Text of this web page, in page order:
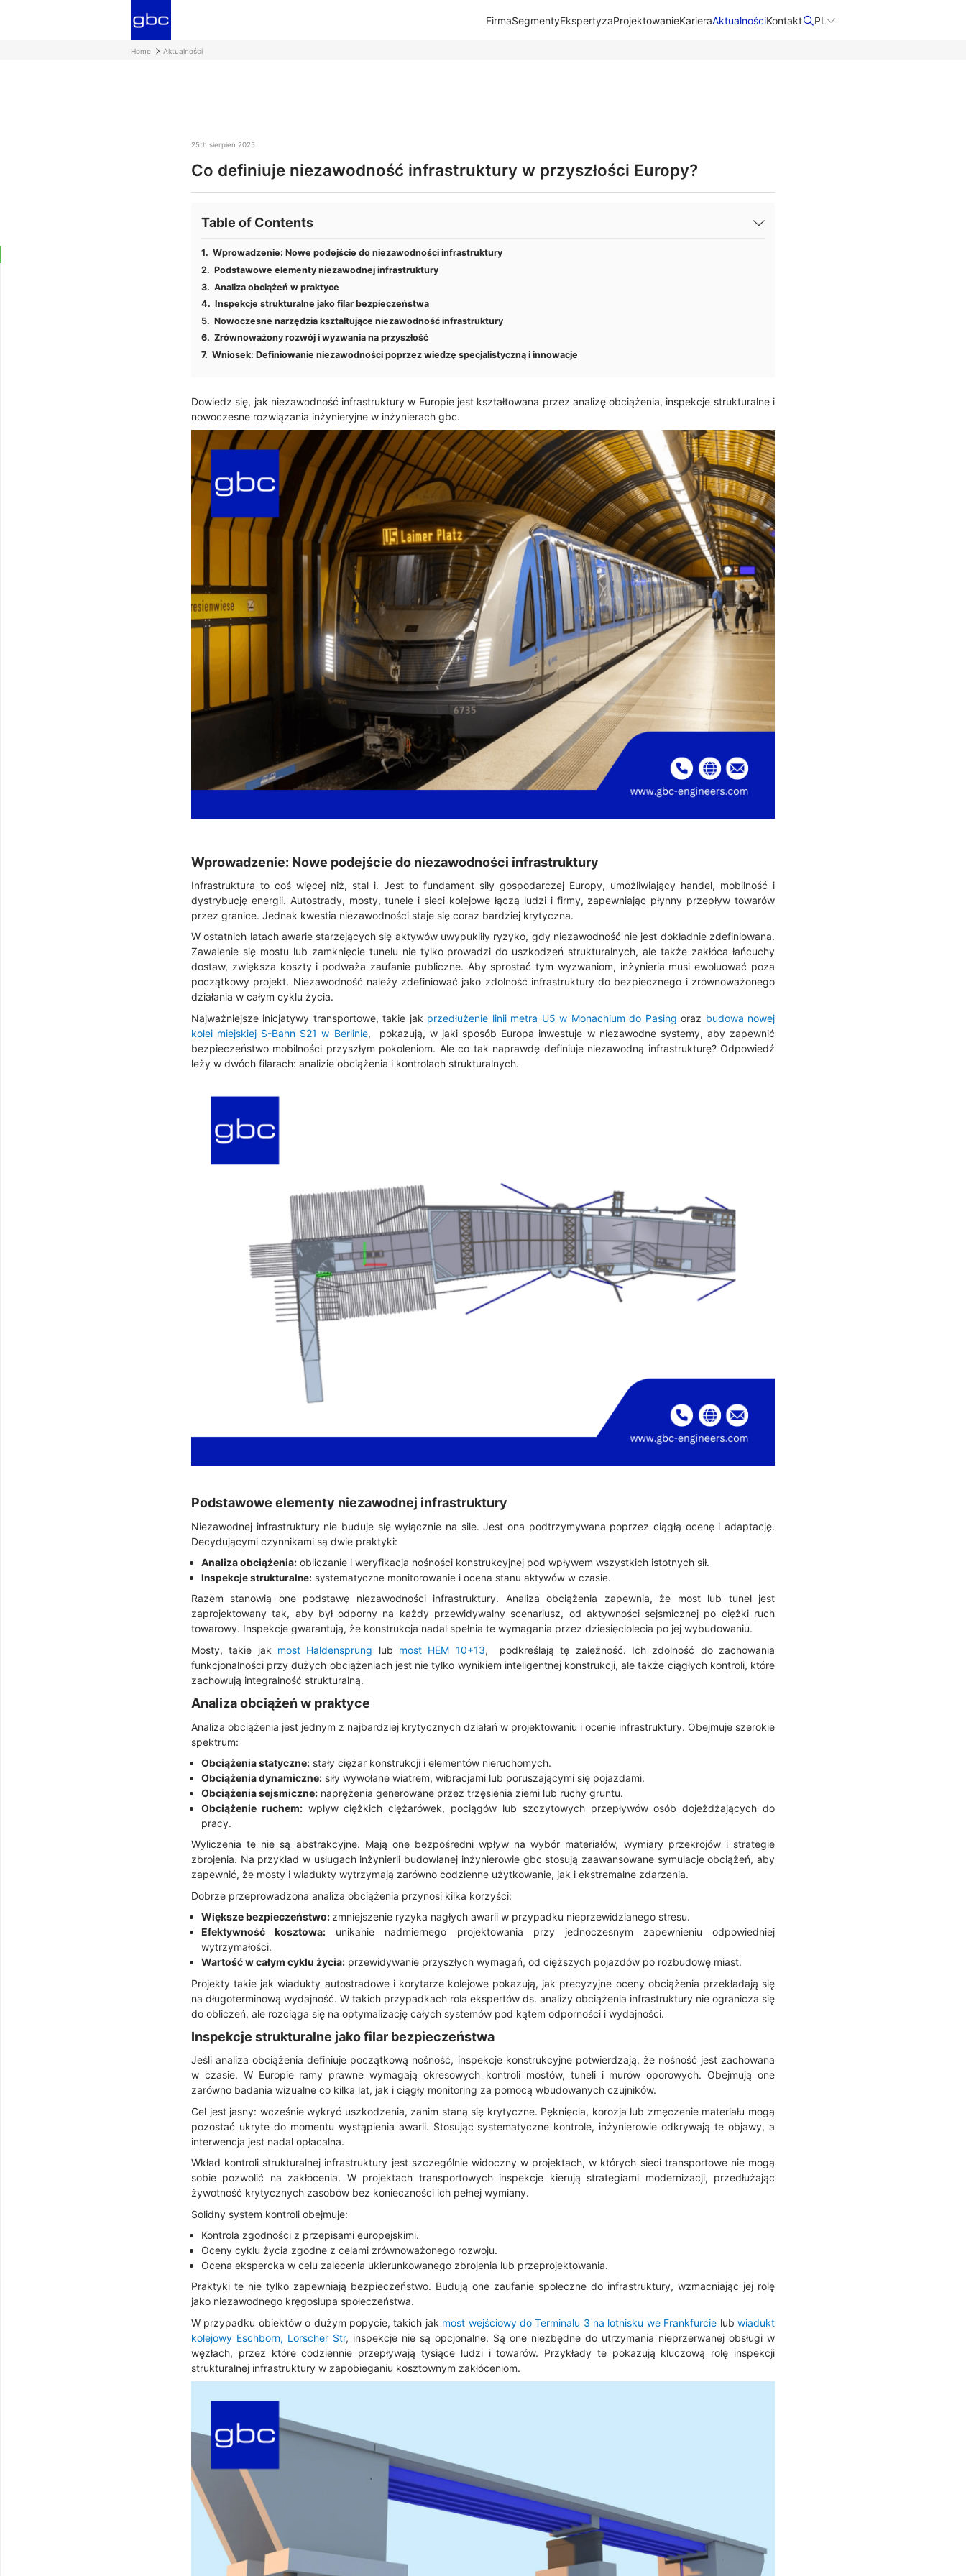
FirmaSegmentyEkspertyzaProjektowanieKarieraAktualnościKontakt​ PL
Home Aktualności
25th sierpień 2025
Co definiuje niezawodność infrastruktury w przyszłości Europy?
Table of Contents
Wprowadzenie: Nowe podejście do niezawodności infrastruktury
Podstawowe elementy niezawodnej infrastruktury
Analiza obciążeń w praktyce
Inspekcje strukturalne jako filar bezpieczeństwa
Nowoczesne narzędzia kształtujące niezawodność infrastruktury
Zrównoważony rozwój i wyzwania na przyszłość
Wniosek: Definiowanie niezawodności poprzez wiedzę specjalistyczną i innowacje
Dowiedz się, jak niezawodność infrastruktury w Europie jest kształtowana przez analizę obciążenia, inspekcje strukturalne i
nowoczesne rozwiązania inżynieryjne w inżynierach gbc.
Wprowadzenie: Nowe podejście do niezawodności infrastruktury
Infrastruktura to coś więcej niż, stal i. Jest to fundament siły gospodarczej Europy, umożliwiający handel, mobilność i
dystrybucję energii. Autostrady, mosty, tunele i sieci kolejowe łączą ludzi i firmy, zapewniając płynny przepływ towarów
przez granice. Jednak kwestia niezawodności staje się coraz bardziej krytyczna.
W ostatnich latach awarie starzejących się aktywów uwypukliły ryzyko, gdy niezawodność nie jest dokładnie zdefiniowana.
Zawalenie się mostu lub zamknięcie tunelu nie tylko prowadzi do uszkodzeń strukturalnych, ale także zakłóca łańcuchy
dostaw, zwiększa koszty i podważa zaufanie publiczne. Aby sprostać tym wyzwaniom, inżynieria musi ewoluować poza
początkowy projekt. Niezawodność należy zdefiniować jako zdolność infrastruktury do bezpiecznego i zrównoważonego
działania w całym cyklu życia.
Najważniejsze inicjatywy transportowe, takie jak przedłużenie linii metra U5 w Monachium do Pasing oraz budowa nowej
kolei miejskiej S-Bahn S21 w Berlinie, pokazują, w jaki sposób Europa inwestuje w niezawodne systemy, aby zapewnić
bezpieczeństwo mobilności przyszłym pokoleniom. Ale co tak naprawdę definiuje niezawodną infrastrukturę? Odpowiedź
leży w dwóch filarach: analizie obciążenia i kontrolach strukturalnych.
Podstawowe elementy niezawodnej infrastruktury
Niezawodnej infrastruktury nie buduje się wyłącznie na sile. Jest ona podtrzymywana poprzez ciągłą ocenę i adaptację.
Decydującymi czynnikami są dwie praktyki:
Analiza obciążenia: obliczanie i weryfikacja nośności konstrukcyjnej pod wpływem wszystkich istotnych sił.
Inspekcje strukturalne: systematyczne monitorowanie i ocena stanu aktywów w czasie.
Razem stanowią one podstawę niezawodności infrastruktury. Analiza obciążenia zapewnia, że most lub tunel jest
zaprojektowany tak, aby był odporny na każdy przewidywalny scenariusz, od aktywności sejsmicznej po ciężki ruch
towarowy. Inspekcje gwarantują, że konstrukcja nadal spełnia te wymagania przez dziesięciolecia po jej wybudowaniu.
Mosty, takie jak most Haldensprung lub most HEM 10+13, podkreślają tę zależność. Ich zdolność do zachowania
funkcjonalności przy dużych obciążeniach jest nie tylko wynikiem inteligentnej konstrukcji, ale także ciągłych kontroli, które
zachowują integralność strukturalną.
Analiza obciążeń w praktyce
Analiza obciążenia jest jednym z najbardziej krytycznych działań w projektowaniu i ocenie infrastruktury. Obejmuje szerokie
spektrum:
Obciążenia statyczne: stały ciężar konstrukcji i elementów nieruchomych.
Obciążenia dynamiczne: siły wywołane wiatrem, wibracjami lub poruszającymi się pojazdami.
Obciążenia sejsmiczne: naprężenia generowane przez trzęsienia ziemi lub ruchy gruntu.
Obciążenie ruchem:wpływ ciężkich ciężarówek, pociągów lub szczytowych przepływów osób dojeżdżających do
pracy.
Wyliczenia te nie są abstrakcyjne. Mają one bezpośredni wpływ na wybór materiałów, wymiary przekrojów i strategie
zbrojenia. Na przykład w usługach inżynierii budowlanej inżynierowie gbc stosują zaawansowane symulacje obciążeń, aby
zapewnić, że mosty i wiadukty wytrzymają zarówno codzienne użytkowanie, jak i ekstremalne zdarzenia.
Dobrze przeprowadzona analiza obciążenia przynosi kilka korzyści:
Większe bezpieczeństwo: zmniejszenie ryzyka nagłych awarii w przypadku nieprzewidzianego stresu.
Efektywność kosztowa: unikanie nadmiernego projektowania przy jednoczesnym zapewnieniu odpowiedniej
wytrzymałości.
Wartość w całym cyklu życia: przewidywanie przyszłych wymagań, od cięższych pojazdów po rozbudowę miast.
Projekty takie jak wiadukty autostradowe i korytarze kolejowe pokazują, jak precyzyjne oceny obciążenia przekładają się
na długoterminową wydajność. W takich przypadkach rola ekspertów ds. analizy obciążenia infrastruktury nie ogranicza się
do obliczeń, ale rozciąga się na optymalizację całych systemów pod kątem odporności i wydajności.
Inspekcje strukturalne jako filar bezpieczeństwa
Jeśli analiza obciążenia definiuje początkową nośność, inspekcje konstrukcyjne potwierdzają, że nośność jest zachowana
w czasie. W Europie ramy prawne wymagają okresowych kontroli mostów, tuneli i murów oporowych. Obejmują one
zarówno badania wizualne co kilka lat, jak i ciągły monitoring za pomocą wbudowanych czujników.
Cel jest jasny: wcześnie wykryć uszkodzenia, zanim staną się krytyczne. Pęknięcia, korozja lub zmęczenie materiału mogą
pozostać ukryte do momentu wystąpienia awarii. Stosując systematyczne kontrole, inżynierowie odkrywają te objawy, a
interwencja jest nadal opłacalna.
Wkład kontroli strukturalnej infrastruktury jest szczególnie widoczny w projektach, w których sieci transportowe nie mogą
sobie pozwolić na zakłócenia. W projektach transportowych inspekcje kierują strategiami modernizacji, przedłużając
żywotność krytycznych zasobów bez konieczności ich pełnej wymiany.
Solidny system kontroli obejmuje:
Kontrola zgodności z przepisami europejskimi.
Oceny cyklu życia zgodne z celami zrównoważonego rozwoju.
Ocena ekspercka w celu zalecenia ukierunkowanego zbrojenia lub przeprojektowania.
Praktyki te nie tylko zapewniają bezpieczeństwo. Budują one zaufanie społeczne do infrastruktury, wzmacniając jej rolę
jako niezawodnego kręgosłupa społeczeństwa.
W przypadku obiektów o dużym popycie, takich jak most wejściowy do Terminalu 3 na lotnisku we Frankfurcie lubwiadukt
kolejowy Eschborn, Lorscher Str, inspekcje nie są opcjonalne. Są one niezbędne do utrzymania nieprzerwanej obsługi w
węzłach, przez które codziennie przepływają tysiące ludzi i towarów. Przykłady te pokazują kluczową rolę inspekcji
strukturalnej infrastruktury w zapobieganiu kosztownym zakłóceniom.